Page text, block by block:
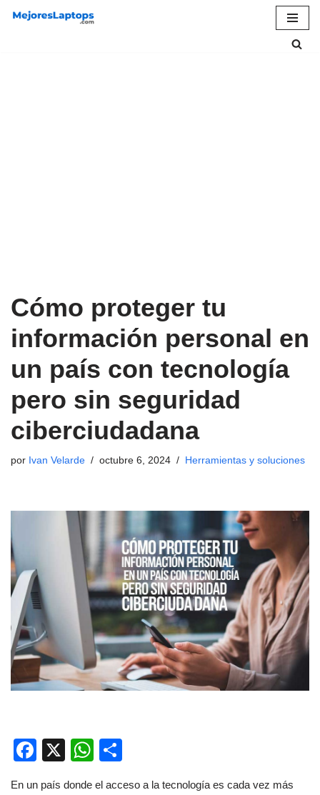
Cómo proteger tu
información personal en
un país con tecnología
pero sin seguridad
ciberciudadana
por Ivan Velarde octubre 6, 2024 Herramientas y soluciones
F
X
W
En un país donde el acceso a la tecnología es cada vez más